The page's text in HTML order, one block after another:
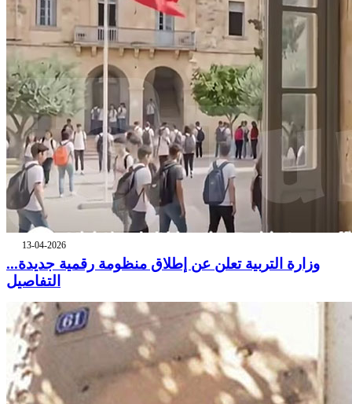
13-04-2026
وزارة التربية تعلن عن إطلاق منظومة رقمية جديدة...
التفاصيل